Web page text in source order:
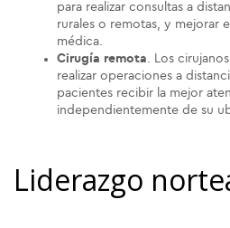
para realizar consultas a
rurales o remotas, y mejorar
médica.
Cirugía remota. Los
realizar operaciones a
pacientes recibir la mejor
independientemente de su
Liderazgo